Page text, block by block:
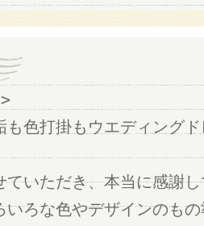
色打掛もウエディング
ていただき、本当に感謝
いろな色やデザインのも